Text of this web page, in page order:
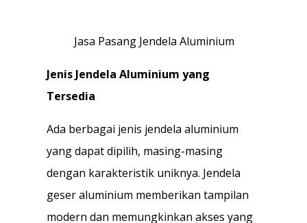
Jasa Pasang Jendela Aluminium
Jenis Jendela Aluminium yang
Tersedia
Ada berbagai jenis jendela aluminium
yang dapat dipilih, masing-masing
dengan karakteristik uniknya. Jendela
geser aluminium memberikan tampilan
modern dan memungkinkan akses yang